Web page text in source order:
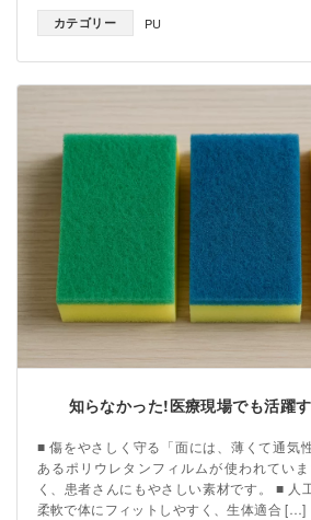
カテゴリー PU
知らなかった!医療現場でも活躍
■ 傷をやさしく守る「面には、薄くて通気
あるポリウレタンフィルムが使われてい
く、患者さんにもやさしい素材です。 ■ 人
柔軟で体にフィットしやすく、生体適合 […]